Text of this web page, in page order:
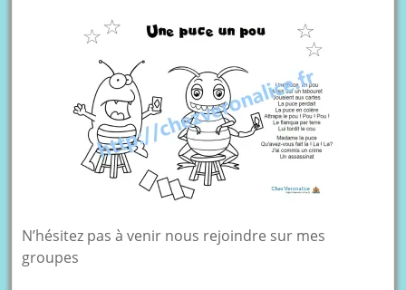
N’hésitez pas à venir nous rejoindre sur mes
groupes